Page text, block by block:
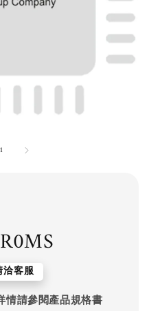
1
客服
情請參閱產品規格書